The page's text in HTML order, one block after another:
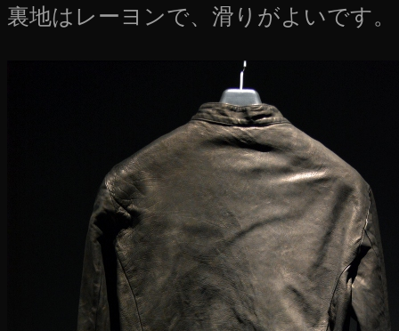
裏地はレーヨンで、滑りがよいです。